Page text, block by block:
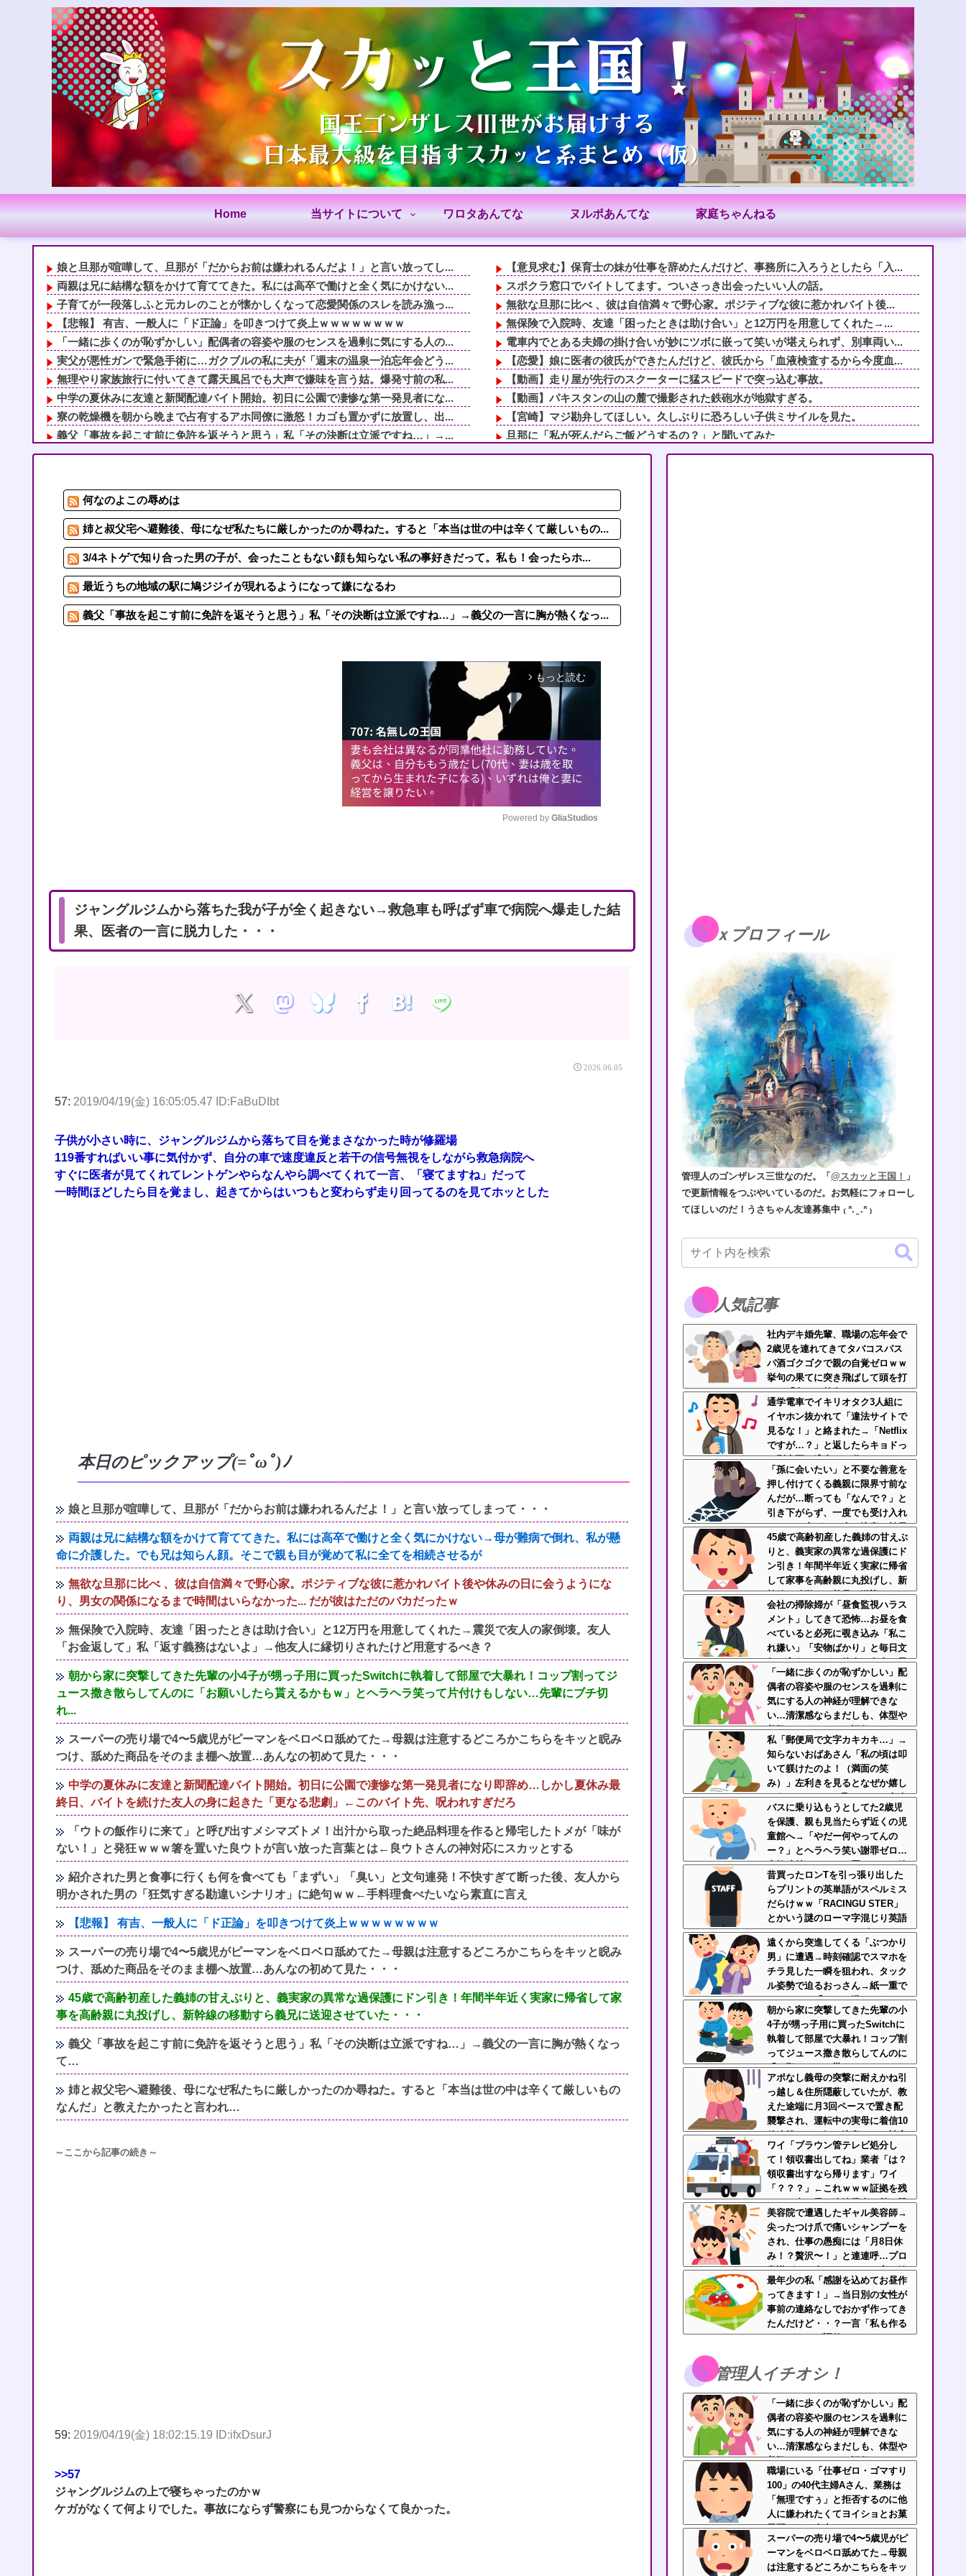
Home 当サイトについて ワロタあんてな ヌルポあんてな 家庭ちゃんねる
娘と旦那が喧嘩して、旦那が「だからお前は嫌われるんだよ！」と言い放ってし...
両親は兄に結構な額をかけて育ててきた。私には高卒で働けと全く気にかけない...
子育てが一段落しふと元カレのことが懐かしくなって恋愛関係のスレを読み漁っ...
【悲報】 有吉、一般人に「ド正論」を叩きつけて炎上ｗｗｗｗｗｗｗｗ
「一緒に歩くのが恥ずかしい」配偶者の容姿や服のセンスを過剰に気にする人の...
実父が悪性ガンで緊急手術に…ガクブルの私に夫が「週末の温泉一泊忘年会どう...
無理やり家族旅行に付いてきて露天風呂でも大声で嫌味を言う姑。爆発寸前の私...
中学の夏休みに友達と新聞配達バイト開始。初日に公園で凄惨な第一発見者にな...
寮の乾燥機を朝から晩まで占有するアホ同僚に激怒！カゴも置かずに放置し、出...
義父「事故を起こす前に免許を返そうと思う」私「その決断は立派ですね…」→...
派遣「勤務態度悪いので一旦シフト未定にしますね」俺「じゃあ辞めますね」派...
中学の夏休みに友達と新聞配達バイト開始。初日に公園で凄惨な第一発見者にな...
姉と叔父宅へ避難後、母になぜ私たちに厳しかったのか尋ねた。すると「本当は...
子連れだらけのホムパに迷い込んだ子ども嫌いな私！必死でたこ焼きを焼き続け...
【意見求む】保育士の妹が仕事を辞めたんだけど、事務所に入ろうとしたら「入...
スポクラ窓口でバイトしてます。ついさっき出会ったいい人の話。
無欲な旦那に比べ 、彼は自信満々で野心家。ポジティブな彼に惹かれバイト後...
無保険で入院時、友達「困ったときは助け合い」と12万円を用意してくれた→...
電車内でとある夫婦の掛け合いが妙にツボに嵌って笑いが堪えられず、別車両い...
【恋愛】娘に医者の彼氏ができたんだけど、彼氏から「血液検査するから今度血...
【動画】走り屋が先行のスクーターに猛スピードで突っ込む事故。
【動画】パキスタンの山の麓で撮影された鉄砲水が地獄すぎる。
【宮崎】マジ勘弁してほしい。久しぶりに恐ろしい子供ミサイルを見た。
旦那に「私が死んだらご飯どうするの？」と聞いてみた
美容院で遭遇したギャル美容師→尖ったつけ爪で痛いシャンプーをされ、仕事の...
45歳で高齢初産した義姉の甘えぶりと、義実家の異常な過保護にドン引き！年...
何なのよこの辱めは
姉と叔父宅へ避難後、母になぜ私たちに厳しかったのか尋ねた。すると「本当は...
何なのよこの辱めは
姉と叔父宅へ避難後、母になぜ私たちに厳しかったのか尋ねた。すると「本当は世の中は辛くて厳しいもの...
3/4ネトゲで知り合った男の子が、会ったこともない顔も知らない私の事好きだって。私も！会ったらホ...
最近うちの地域の駅に鳩ジジイが現れるようになって嫌になるわ
義父「事故を起こす前に免許を返そうと思う」私「その決断は立派ですね…」→義父の一言に胸が熱くなっ...
arrow_forward_ios もっと読む
e
Powered by GliaStudios
ジャングルジムから落ちた我が子が全く起きない→救急車も呼ばず車で病院へ爆走した結
果、医者の一言に脱力した・・・
2026.06.05
57: 2019/04/19(金) 16:05:05.47 ID:FaBuDIbt
子供が小さい時に、ジャングルジムから落ちて目を覚まさなかった時が修羅場
119番すればいい事に気付かず、自分の車で速度違反と若干の信号無視をしながら救急病院へ
すぐに医者が見てくれてレントゲンやらなんやら調べてくれて一言、「寝てますね」だって
一時間ほどしたら目を覚まし、起きてからはいつもと変わらず走り回ってるのを見てホッとした
本日のピックアップ(=ﾟωﾟ)ﾉ
娘と旦那が喧嘩して、旦那が「だからお前は嫌われるんだよ！」と言い放ってしまって・・・
両親は兄に結構な額をかけて育ててきた。私には高卒で働けと全く気にかけない→母が難病で倒れ、私が懸
命に介護した。でも兄は知らん顔。そこで親も目が覚めて私に全てを相続させるが
無欲な旦那に比べ 、彼は自信満々で野心家。ポジティブな彼に惹かれバイト後や休みの日に会うようにな
り、男女の関係になるまで時間はいらなかった... だが彼はただのバカだったｗ
無保険で入院時、友達「困ったときは助け合い」と12万円を用意してくれた→震災で友人の家倒壊。友人
「お金返して」私「返す義務はないよ」→他友人に縁切りされたけど用意するべき？
朝から家に突撃してきた先輩の小4子が甥っ子用に買ったSwitchに執着して部屋で大暴れ！コップ割ってジ
ュース撒き散らしてんのに「お願いしたら貰えるかもｗ」とヘラヘラ笑って片付けもしない…先輩にブチ切
れ...
スーパーの売り場で4〜5歳児がピーマンをベロベロ舐めてた→母親は注意するどころかこちらをキッと睨み
つけ、舐めた商品をそのまま棚へ放置…あんなの初めて見た・・・
中学の夏休みに友達と新聞配達バイト開始。初日に公園で凄惨な第一発見者になり即辞め…しかし夏休み最
終日、バイトを続けた友人の身に起きた「更なる悲劇」←このバイト先、呪われすぎだろ
「ウトの飯作りに来て」と呼び出すメシマズトメ！出汁から取った絶品料理を作ると帰宅したトメが「味が
ない！」と発狂ｗｗｗ箸を置いた良ウトが言い放った言葉とは←良ウトさんの神対応にスカッとする
紹介された男と食事に行くも何を食べても「まずい」「臭い」と文句連発！不快すぎて断った後、友人から
明かされた男の「狂気すぎる勘違いシナリオ」に絶句ｗｗ←手料理食べたいなら素直に言え
【悲報】 有吉、一般人に「ド正論」を叩きつけて炎上ｗｗｗｗｗｗｗｗ
スーパーの売り場で4〜5歳児がピーマンをベロベロ舐めてた→母親は注意するどころかこちらをキッと睨み
つけ、舐めた商品をそのまま棚へ放置…あんなの初めて見た・・・
45歳で高齢初産した義姉の甘えぶりと、義実家の異常な過保護にドン引き！年間半年近く実家に帰省して家
事を高齢親に丸投げし、新幹線の移動すら義兄に送迎させていた・・・
義父「事故を起こす前に免許を返そうと思う」私「その決断は立派ですね…」→義父の一言に胸が熱くなっ
て…
姉と叔父宅へ避難後、母になぜ私たちに厳しかったのか尋ねた。すると「本当は世の中は辛くて厳しいもの
なんだ」と教えたかったと言われ…
～ここから記事の続き～
59: 2019/04/19(金) 18:02:15.19 ID:ifxDsurJ
>>57
ジャングルジムの上で寝ちゃったのかｗ
ケガがなくて何よりでした。事故にならず警察にも見つからなくて良かった。
ｘプロフィール
管理人のゴンザレス三世なのだ。「@スカッと王国！ 」
で更新情報をつぶやいているのだ。お気軽にフォローし
てほしいのだ！うさちゃん友達募集中 ₍ ᐢ. ̫ .ᐢ ₎
人気記事
社内デキ婚先輩、職場の忘年会で
2歳児を連れてきてタバコスパス
パ酒ゴクゴクで親の自覚ゼロｗｗ
挙句の果てに突き飛ばして頭を打
たせ「久々の外食でゆっくりした
いんだよ！」にドン引き
通学電車でイキリオタク3人組に
イヤホン抜かれて「違法サイトで
見るな！」と絡まれた→「Netflix
ですが…？」と返したらキョドっ
て別車両へ逃走…20代にもなって
群れてイキってくんな
「孫に会いたい」と不要な善意を
押し付けてくる義親に限界寸前な
んだが…断っても「なんで？」と
引き下がらず、一度でも受け入れ
るとつけ上がり、夫の注意も効果
がなく、拒否し続けることで精神
的に追い詰められてる
45歳で高齢初産した義姉の甘えぶ
りと、義実家の異常な過保護にド
ン引き！年間半年近く実家に帰省
して家事を高齢親に丸投げし、新
幹線の移動すら義兄に送迎させて
いた・・・
会社の掃除婦が「昼食監視ハラス
メント」してきて恐怖…お昼を食
べていると必死に覗き込み「私こ
れ嫌い」「安物ばかり」と毎日文
句を言うんだが、他人の食事に異
様な執着を見せるのまじでストレ
ス
「一緒に歩くのが恥ずかしい」配
偶者の容姿や服のセンスを過剰に
気にする人の神経が理解できな
い…清潔感ならまだしも、体型や
美醜でパートナーを評価するなよ
私「郵便局で文字カキカキ…」→
知らないおばあさん「私の頃は叩
いて躾けたのよ！（満面の笑
み）」左利きを見るとなぜか嬉し
そうにマウントを取ってくる老人
なんなん？
バスに乗り込もうとしてた2歳児
を保護、親も見当たらず近くの児
童館へ→「やだー何やってんの
ー？」とヘラヘラ笑い謝罪ゼロ…
事故寸前だったのに悪びれない放
置親なんなの？
昔買ったロンTを引っ張り出した
らプリントの英単語がスペルミス
だらけｗｗ「RACINGU STER」
とかいう謎のローマ字混じり英語
だったんだがｗｗｗデザイナーは
客をバカにしてるのか？
遠くから突進してくる「ぶつかり
男」に遭遇→時刻確認でスマホを
チラ見した一瞬を狙われ、タック
ル姿勢で迫るおっさん→紙一重で
かわしたら「なんで避けられるん
だよ！」と絶叫逃走
朝から家に突撃してきた先輩の小
4子が甥っ子用に買ったSwitchに
執着して部屋で大暴れ！コップ割
ってジュース撒き散らしてんのに
「お願いしたら貰えるかもｗ」と
ヘラヘラ笑って片付けもしない…
先輩にブチ切れそう
アポなし義母の突撃に耐えかね引
っ越し＆住所隠蔽していたが、教
えた途端に月3回ペースで置き配
襲撃され、運転中の実母に着信10
件連投する狂気→注意すると被害
妄想でこちらを悪人扱い・・
ワイ「ブラウン管テレビ処分し
て！領収書出してね」業者「は？
領収書出すなら帰ります」ワイ
「？？？」←これｗｗｗ証拠を残
せない真っ黒な違法業者を秒で撃
退
美容院で遭遇したギャル美容師→
尖ったつけ爪で痛いシャンプーを
され、仕事の愚痴には「月8日休
み！？贅沢〜！」と連連呼…プロ
意識ゼロの身だしなみと、客に嫉
妬してマウントを取ってくるのが
不快すぎ・・・
最年少の私「感謝を込めてお昼作
ってきます！」→当日別の女性が
事前の連絡なしでおかず作ってき
たんだけど・・？一言「私も作る
ね」があれば調整できたのに…モ
管理人イチオシ！
「一緒に歩くのが恥ずかしい」配
偶者の容姿や服のセンスを過剰に
気にする人の神経が理解できな
い…清潔感ならまだしも、体型や
美醜でパートナーを評価するなよ
職場にいる「仕事ゼロ・ゴマすり
100」の40代主婦Aさん、業務は
「無理ですぅ」と拒否するのに他
人に嫌われたくてヨイショとお菓
子配りだけ全力すぎる
スーパーの売り場で4〜5歳児がピ
ーマンをベロベロ舐めてた→母親
は注意するどころかこちらをキッ